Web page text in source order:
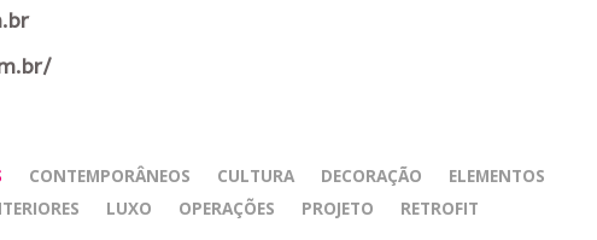
CONTEMPORÂNEOS CULTURA DECORAÇÃO
ELEMENTOS
LUXO OPERAÇÕES PROJETO RETROFIT